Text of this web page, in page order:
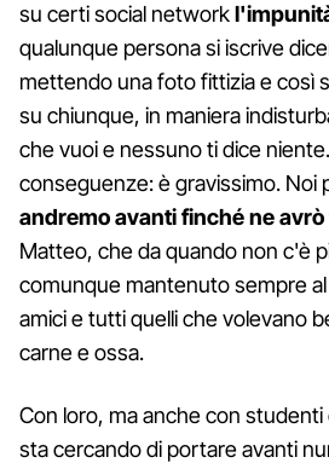
su certi social network
qualunque persona si iscrive
mettendo una foto fittizia e così
su chiunque, in maniera
che vuoi e nessuno ti dice
conseguenze: è gravissimo. Noi
andremo avanti finché ne
Matteo, che da quando non c'è
comunque mantenuto sempre
amici e tutti quelli che volevano
carne e ossa.
Con loro, ma anche con studenti
sta cercando di portare avanti